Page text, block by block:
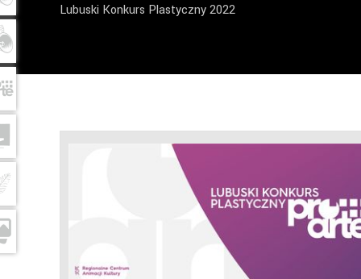
Lubuski Konkurs Plastyczny 2022